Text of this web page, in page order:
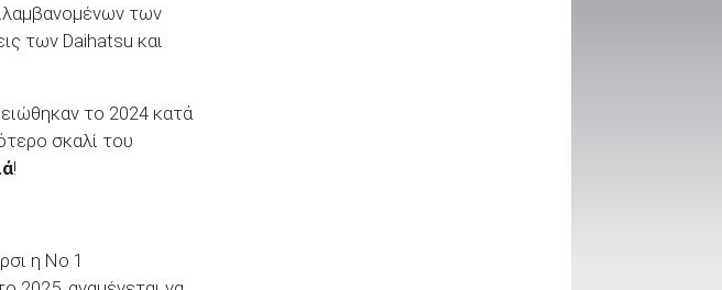
των
των Daihatsu και
το 2024 κατά
σκαλί του
!
η No 1